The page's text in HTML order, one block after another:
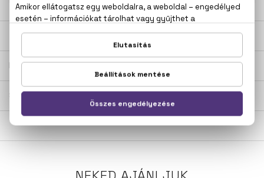
LEÍRÁS
ÉRTÉKELÉSEK (0)
SZÁLLÍTÁS